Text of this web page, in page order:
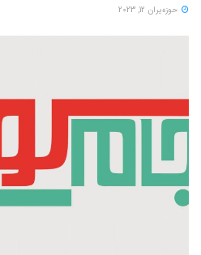
حوزه‌یران 12, 2023